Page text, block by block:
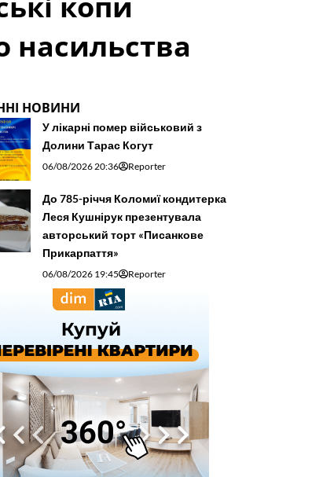
насильства
НОВИНИ
У лікарні помер військовий з
Долини Тарас Когут
06/08/2026 20:36 Reporter
До 785-річчя Коломиї кондитерка
Леся Кушнірук презентувала
авторський торт «Писанкове
Прикарпаття»
06/08/2026 19:45 Reporter